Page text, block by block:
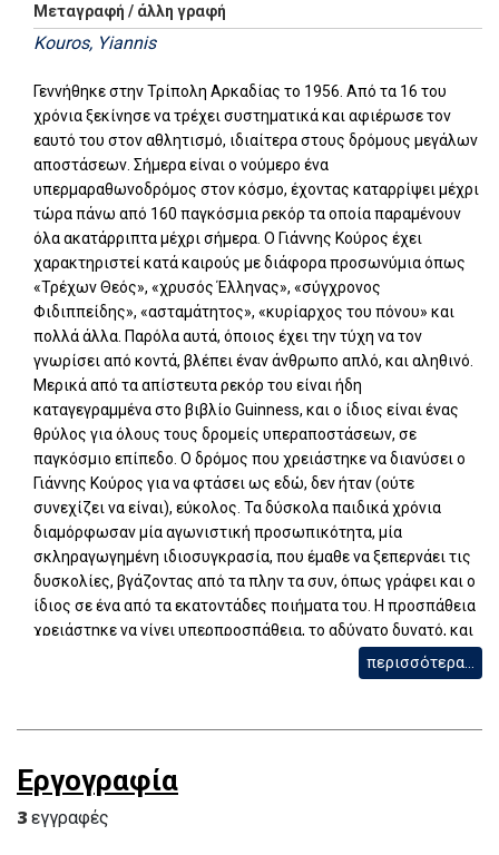
Μεταγραφή / άλλη γραφή
Kouros, Yiannis
Γεννήθηκε στην Τρίπολη Αρκαδίας το 1956. Από τα 16 του
χρόνια ξεκίνησε να τρέχει συστηματικά και αφιέρωσε τον
εαυτό του στον αθλητισμό, ιδιαίτερα στους δρόμους μεγάλων
αποστάσεων. Σήμερα είναι ο νούμερο ένα
υπερμαραθωνοδρόμος στον κόσμο, έχοντας καταρρίψει μέχρι
τώρα πάνω από 160 παγκόσμια ρεκόρ τα οποία παραμένουν
όλα ακατάρριπτα μέχρι σήμερα. Ο Γιάννης Κούρος έχει
χαρακτηριστεί κατά καιρούς με διάφορα προσωνύμια όπως
«Τρέχων Θεός», «χρυσός Έλληνας», «σύγχρονος
Φιδιππείδης», «ασταμάτητος», «κυρίαρχος του πόνου» και
πολλά άλλα. Παρόλα αυτά, όποιος έχει την τύχη να τον
γνωρίσει από κοντά, βλέπει έναν άνθρωπο απλό, και αληθινό.
Μερικά από τα απίστευτα ρεκόρ του είναι ήδη
καταγεγραμμένα στο βιβλίο Guinness, και ο ίδιος είναι ένας
θρύλος για όλους τους δρομείς υπεραποστάσεων, σε
παγκόσμιο επίπεδο. Ο δρόμος που χρειάστηκε να διανύσει ο
Γιάννης Κούρος για να φτάσει ως εδώ, δεν ήταν (ούτε
συνεχίζει να είναι), εύκολος. Τα δύσκολα παιδικά χρόνια
διαμόρφωσαν μία αγωνιστική προσωπικότητα, μία
σκληραγωγημένη ιδιοσυγκρασία, που έμαθε να ξεπερνάει τις
δυσκολίες, βγάζοντας από τα πλην τα συν, όπως γράφει και ο
ίδιος σε ένα από τα εκατοντάδες ποιήματα του. Η προσπάθεια
χρειάστηκε να γίνει υπερπροσπάθεια, το αδύνατο δυνατό, και
η απογοήτευση πείσμα για να φτάσει κάθε φορά στο στόχο
του. Το 1990 αναγκάστηκε από τις καταστάσεις αλλά και
κράτος, να μεταναστεύσει στην Αυστραλία, όπου έμεινε για
συνεχίζει να λαμβάνει μέρος σε αγώνες στο εσωτερικό και
στο εξωτερικό με την ίδια επιτυχία. Είναι χαρακτηριστικό ότι
το 2005 κατέρριψε το δικό του παγκόσμιο ρεκόρ των έξι
περισσότερα...
Εργογραφία
3 εγγραφές